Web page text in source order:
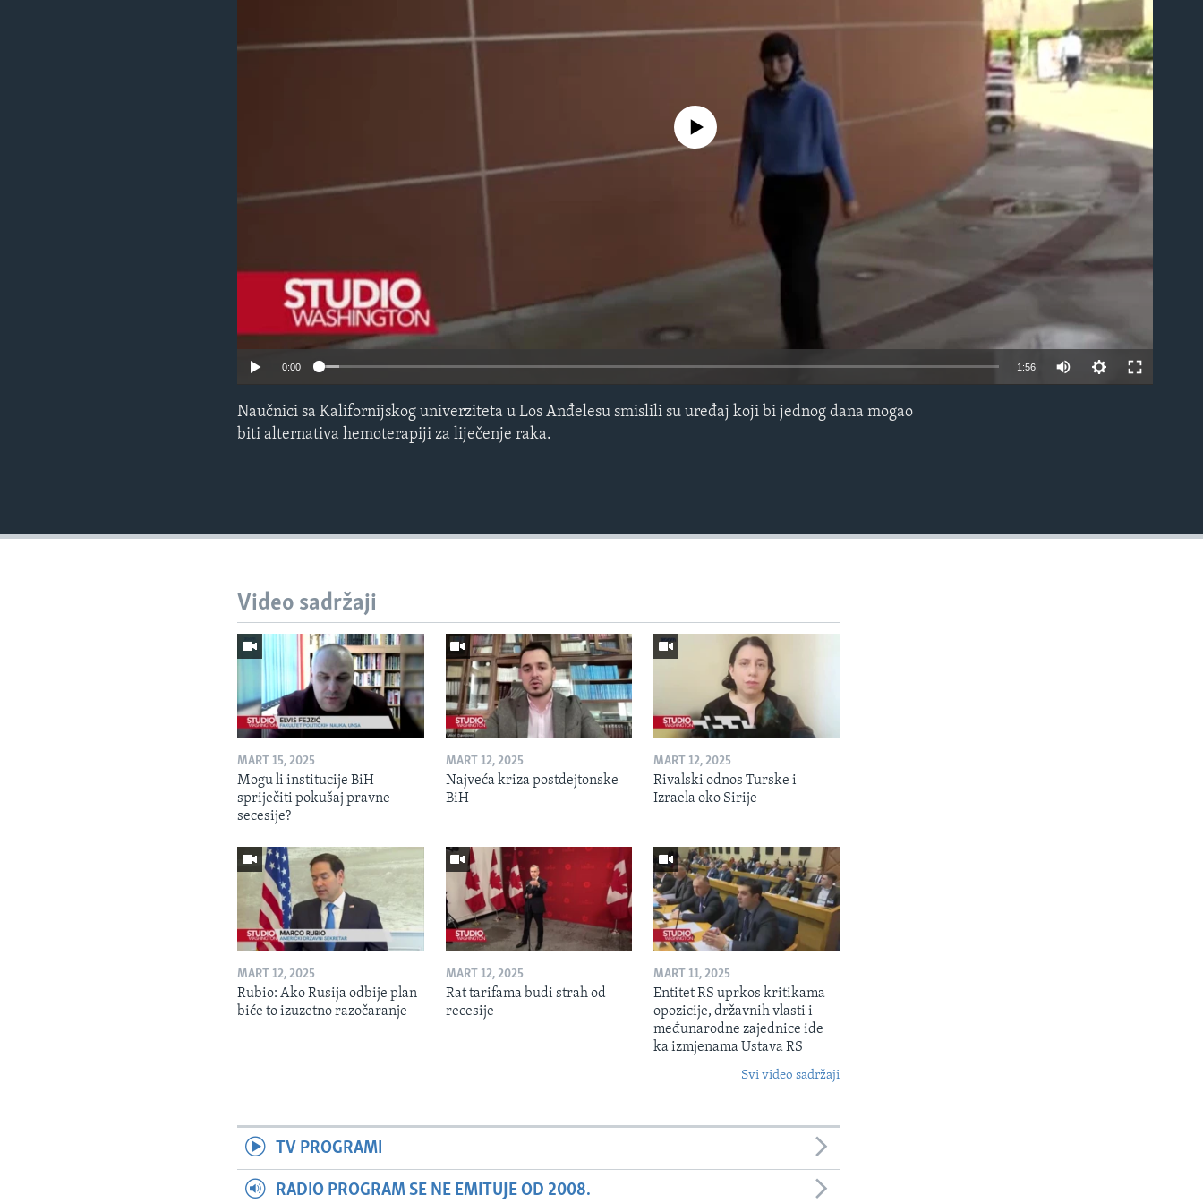
No media source currently available
0:00 1:56
Naučnici sa Kalifornijskog univerziteta u Los Anđelesu smislili su uređaj koji bi jednog dana mogao
biti alternativa hemoterapiji za liječenje raka.
Video sadržaji
MART 15, 2025
Mogu li institucije BiH
spriječiti pokušaj pravne
secesije?
MART 12, 2025
Najveća kriza postdejtonske
BiH
MART 12, 2025
Rivalski odnos Turske i
Izraela oko Sirije
MART 12, 2025
Rubio: Ako Rusija odbije plan
biće to izuzetno razočaranje
MART 12, 2025
Rat tarifama budi strah od
recesije
MART 11, 2025
Entitet RS uprkos kritikama
opozicije, državnih vlasti i
međunarodne zajednice ide
ka izmjenama Ustava RS
Svi video sadržaji
TV PROGRAMI
RADIO PROGRAM SE NE EMITUJE OD 2008.